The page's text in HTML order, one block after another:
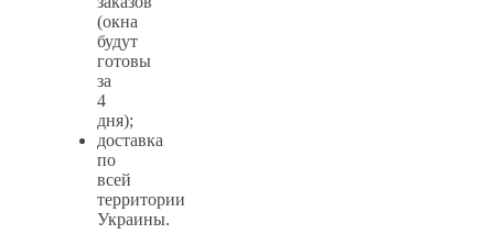
(окна
будут
готовы
за
4
дня);
доставка
по
всей
территории
Украины.